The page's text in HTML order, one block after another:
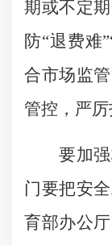
期或不定
防“退费难
合市场监
管控，严厉
要加强
门要把安
育部办公